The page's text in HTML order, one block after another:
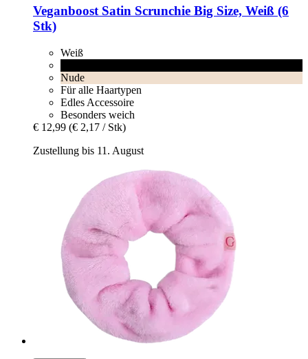
Veganboost Satin Scrunchie Big Size, Weiß (6
Stk)
Weiß
Nude
Für alle Haartypen
Edles Accessoire
Besonders weich
€ 12,99 (€ 2,17 / Stk)
Zustellung bis 11. August